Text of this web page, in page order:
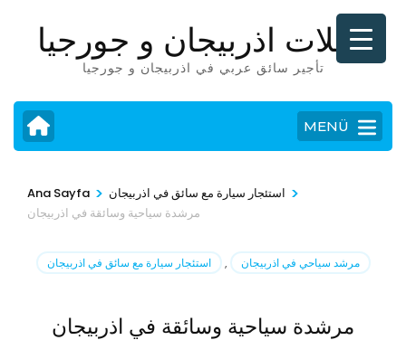
basın)
رحلات اذربيجان و جورجيا
تأجير سائق عربي في اذربيجان و جورجيا
MENÜ
Ana Sayfa > استئجار سيارة مع سائق في اذربيجان >
مرشدة سياحية وسائقة في اذربيجان
استئجار سيارة مع سائق في اذربيجان , مرشد سياحي في اذربيجان
مرشدة سياحية وسائقة في اذربيجان